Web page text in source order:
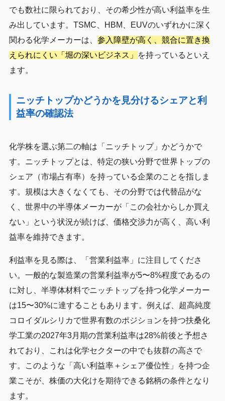
でも数社に限られており、その希少性が高い利益率を生
み出しています。TSMC、HBM、EUVのいずれかに深く
関わる化学メーカーは、 参入障壁が高く、競合に置き換
えられにくい「堀の深いビジネス」
を持っているといえ
ます。
ニッチトップかどうかを見分けるシェアと利
益率の確認法
化学株を選ぶ第二の軸は「ニッチトップ」かどうかで
す。ニッチトップとは、特定の狭い分野で世界トップの
シェア（市場占有率）を持っている企業のことを指しま
す。規模は大きくなくても、その分野では代替品がな
く、世界中の半導体メーカーが「この会社からしか買え
ない」という状況が続けば、価格交渉力が高く、高い利
益率を維持できます。
利益率を見る際は、「営業利益率」に注目してくださ
い。一般的な製造業の営業利益率が5〜8%程度であるの
に対し、半導体材料でニッチトップを持つ化学メーカー
は15〜30%に達することもあります。例えば、超高純度
コロイダルシリカで世界有数のポジションを持つ扶桑化
学工業の2027年3月期の営業利益率は28%前後と予想さ
れており、これは化学セクターの中でも抜群の高さで
す。このような「高い利益率＋シェア優位性」を持つ企
業こそが、株価の大化けを期待できる銘柄の条件となり
ます。